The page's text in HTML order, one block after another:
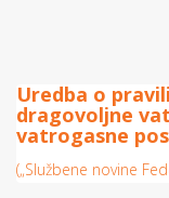
Uredba o
dragovoljne
vatrogasne
(„Službene novine